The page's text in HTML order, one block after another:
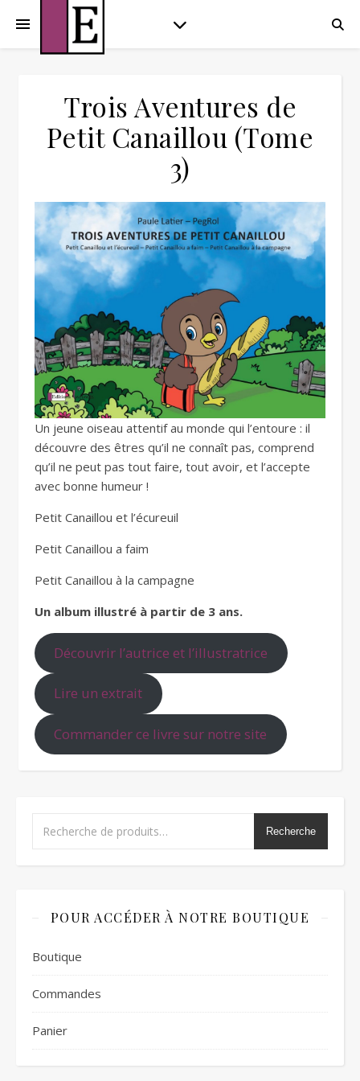
Trois Aventures de
Petit Canaillou (Tome
3)
Un jeune oiseau attentif au monde qui l’entoure : il
découvre des êtres qu’il ne connaît pas, comprend
qu’il ne peut pas tout faire, tout avoir, et l’accepte
avec bonne humeur !
Petit Canaillou et l’écureuil
Petit Canaillou a faim
Petit Canaillou à la campagne
Un album illustré à partir de 3 ans.
Découvrir l’autrice et l’illustratrice
Lire un extrait
Commander ce livre sur notre site
Recherche
POUR ACCÉDER À NOTRE BOUTIQUE
Boutique
Commandes
Panier